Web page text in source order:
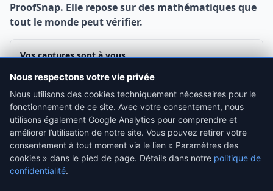
ProofSnap. Elle repose sur des mathématiques que
tout le monde peut vérifier.
Vos captures sont à vous
dates, métadonnées)est synchronisé sur votre compte
téléchargeable à tout moment. Pas d'URL publique, personne
d'autre ne peut les voir ni les supprimer.
Contenu de chaque ZIP de preuve
Nous respectons votre vie privée
Nous utilisons des cookies techniquement nécessaires pour le
fonctionnement de ce site. Avec votre consentement, nous
utilisons également Google Analytics pour comprendre et
améliorer l’utilisation de notre site. Vous pouvez retirer votre
consentement à tout moment via le lien « Paramètres des
cookies » dans le pied de page. Détails dans notre politique de
confidentialité.